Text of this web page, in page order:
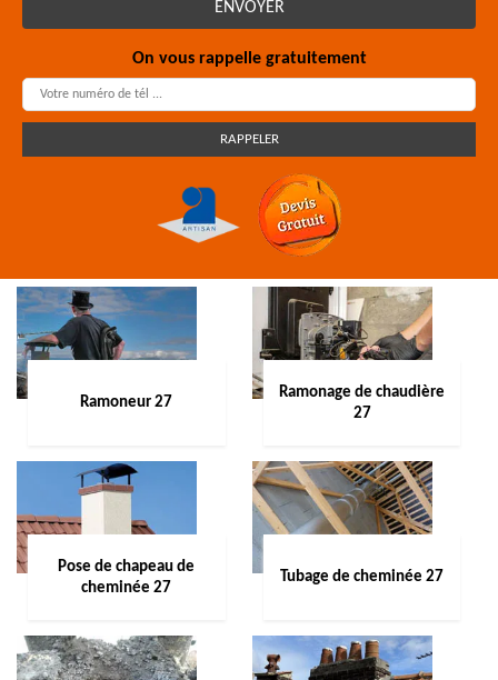
On vous rappelle gratuitement
Ramoneur 27
Ramonage de chaudière
27
Pose de chapeau de
cheminée 27
Tubage de cheminée 27